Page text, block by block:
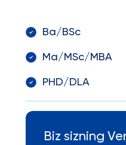
Ba/BSc
Ma/MSc/MBA
PHD/DLA
Biz sizning